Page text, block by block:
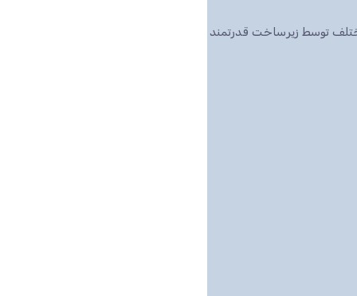
توسط زیرساخت قدرتمند